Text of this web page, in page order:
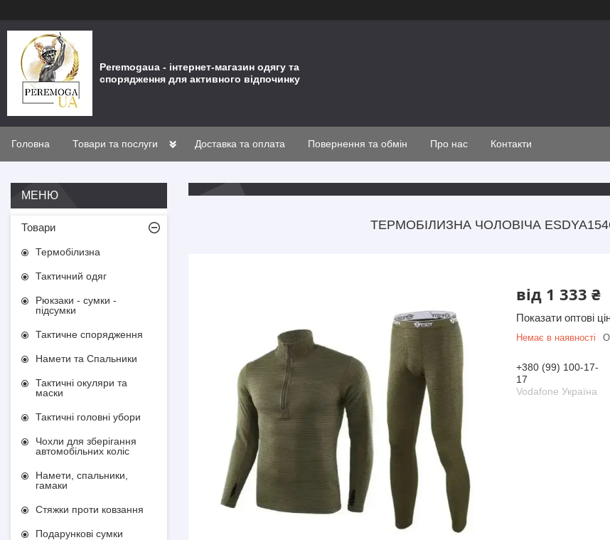
Peremogaua - інтернет-магазин одягу та
спорядження для активного відпочинку
Головна Товари та послуги Доставка та оплата Повернення та обмін Про нас Контакти
ТЕРМОБІЛИЗНА ЧОЛОВІЧА
від 1 333 ₴
Показати оптові
Немає в наявності
+380 (99) 100-17-
17
Vodafone Україна
Товари
Термобілизна
Тактичний одяг
Рюкзаки - сумки -
підсумки
Тактичне спорядження
Намети та Спальники
Тактичні окуляри та
маски
Тактичні головні убори
Чохли для зберігання
автомобільних коліс
Намети, спальники,
гамаки
Стяжки проти ковзання
Подарункові сумки